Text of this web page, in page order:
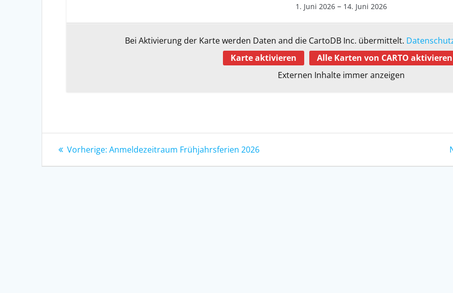
1. Juni 2026 – 14. Juni 2026
Bei Aktivierung der Karte werden Daten and die CartoDB Inc. übermittelt.
Karte aktivieren
Alle Karten von CARTO aktivieren
Externen Inhalte immer anzeigen
Beitragsnavigation
Vorherige: Vorheriger
Anmeldezeitraum Frühjahrsferien 2026